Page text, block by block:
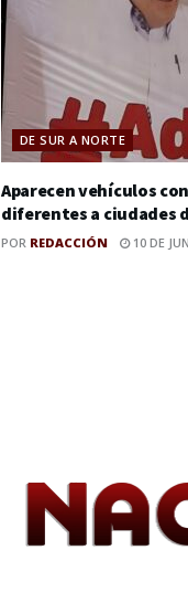
DE SUR A NORTE
Aparecen vehículos
diferentes a ciudades
POR REDACCIÓN 10 DE